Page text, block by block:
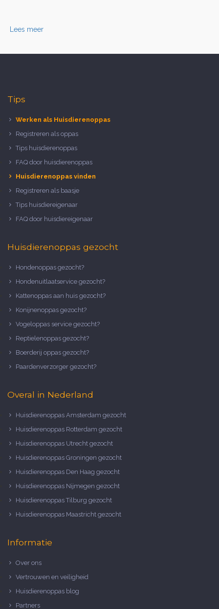
Lees meer
Tips
Werken als Huisdierenoppas
Registreren als oppas
Tips huisdierenoppas
FAQ door huisdierenoppas
Huisdierenoppas vinden
Registreren als baasje
Tips huisdiereigenaar
FAQ door huisdiereigenaar
Huisdierenoppas gezocht
Hondenoppas gezocht?
Hondenuitlaatservice gezocht?
Kattenoppas aan huis gezocht?
Konijnenoppas gezocht?
Vogeloppas service gezocht?
Reptielenoppas gezocht?
Boerderij oppas gezocht?
Paardenverzorger gezocht?
Overal in Nederland
Huisdierenoppas Amsterdam gezocht
Huisdierenoppas Rotterdam gezocht
Huisdierenoppas Utrecht gezocht
Huisdierenoppas Groningen gezocht
Huisdierenoppas Den Haag gezocht
Huisdierenoppas Nijmegen gezocht
Huisdierenoppas Tilburg gezocht
Huisdierenoppas Maastricht gezocht
Informatie
Over ons
Vertrouwen en veiligheid
Huisdierenoppas blog
Partners